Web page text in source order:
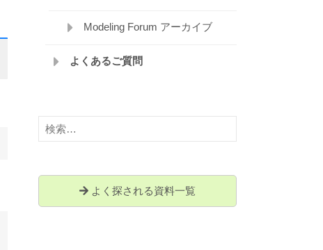
Modeling Forum アーカイブ
よくあるご質問
検
索:
よく探される資料一覧